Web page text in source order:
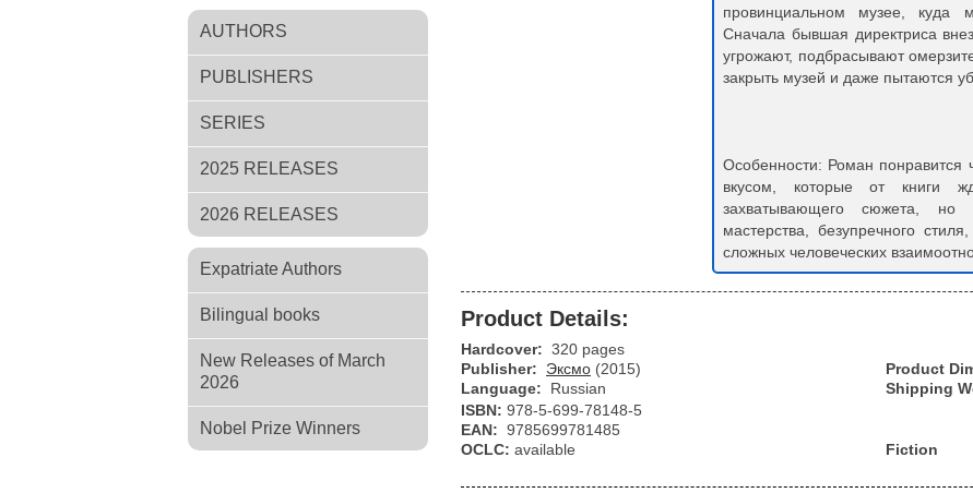
AUTHORS
PUBLISHERS
SERIES
2025 RELEASES
2026 RELEASES
Expatriate Authors
Bilingual books
New Releases of March
2026
Nobel Prize Winners
провинциальном музее, куда
Сначала бывшая директриса
угрожают, подбрасывают
закрыть музей и даже пытаются
Особенности: Роман понравится
вкусом, которые от книги
захватывающего сюжета, но
мастерства, безупречного
сложных человеческих
Product Details:
Hardcover: 320 pages
Publisher:
Эксмо (2015)
Language:
Russian
Product
Shipping
ISBN: 978-5-699-78148-5
EAN: 9785699781485
OCLC: available Fiction